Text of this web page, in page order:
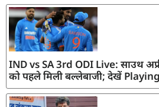
IND vs SA 3rd ODI Live: साउथ
को पहले मिली बल्लेबाजी; देखें